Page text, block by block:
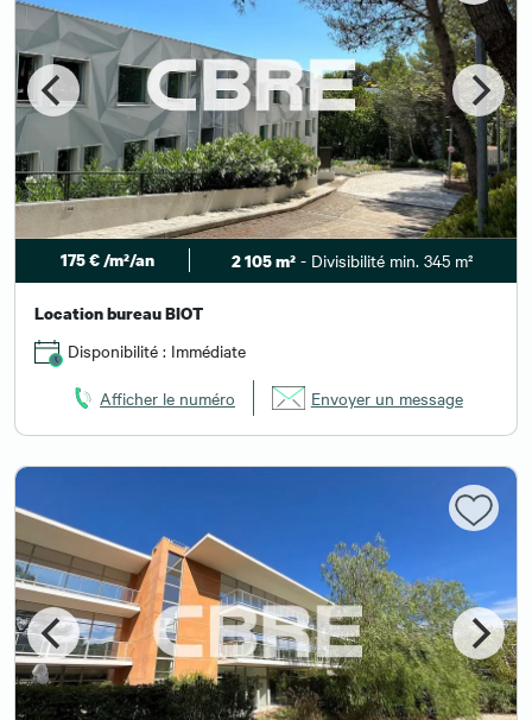
175 € /m²/an 2 105 m²- Divisibilité min. 345 m²
Location bureau BIOT
Disponibilité : Immédiate
Afficher le numéro Envoyer un message